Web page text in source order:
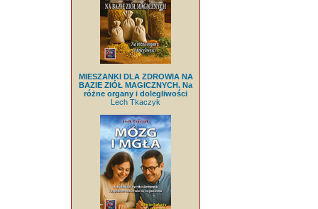
MIESZANKI DLA ZDROWIA NA
BAZIE ZIÓŁ MAGICZNYCH. Na
różne organy i dolegliwości
Lech Tkaczyk